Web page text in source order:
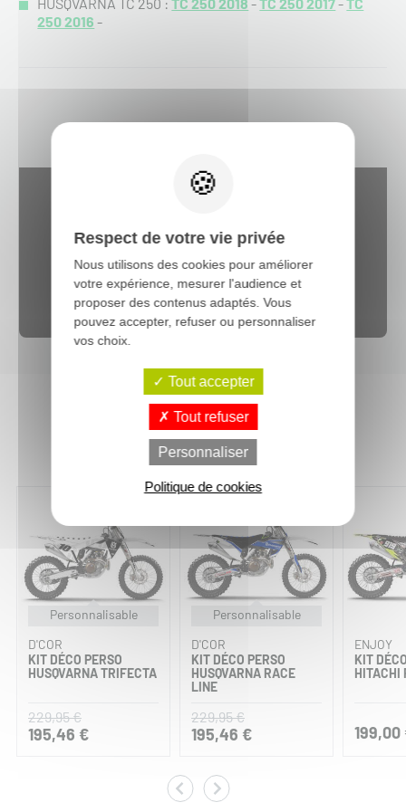
250 2016 -
Web content est désactivé. Autoriser
Vous aimerez aussi :
Personnalisable
D'COR
KIT DÉCO PERSO
HUSQVARNA TRIFECTA
229,95 €
195,46 €
Personnalisable
D'COR
KIT DÉCO PERSO
HUSQVARNA RACE
LINE
229,95 €
195,46 €
ENJOY
KIT
HITACHI
199,00
Respect de votre vie privée
Nous utilisons des cookies pour améliorer
votre expérience, mesurer l'audience et
proposer des contenus adaptés. Vous
pouvez accepter, refuser ou personnaliser
vos choix.
Tout accepter
Tout refuser
Personnaliser
Politique de cookies